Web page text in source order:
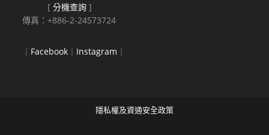
[分機查詢 ]
傳真：+886-2-24573724
｜ Facebook ｜ Instagram ｜
隱私權及資通安全政策